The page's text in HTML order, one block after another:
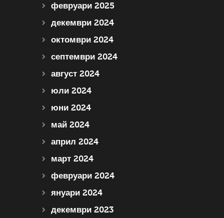
февруари 2025
декември 2024
октомври 2024
септември 2024
август 2024
юли 2024
юни 2024
май 2024
април 2024
март 2024
февруари 2024
януари 2024
декември 2023